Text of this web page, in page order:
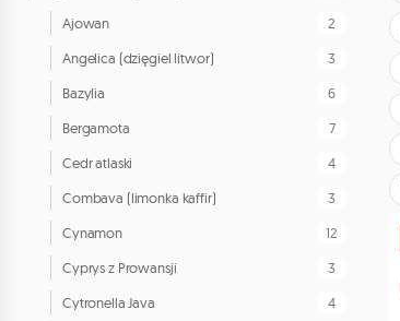
Ajowan 2
Angelica (dzięgiel litwor) 3
Bazylia 6
Bergamota 7
Cedr atlaski 4
Combava (limonka kaffir) 3
Cynamon 12
Cyprys z Prowansji 3
Cytronella Java 4